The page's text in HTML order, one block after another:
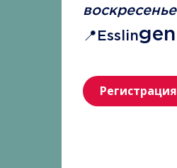
воскресенье
📍Esslingen
Регистрация